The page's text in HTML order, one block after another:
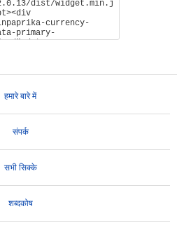
हमारे बारे में
संपर्क
सभी सिक्के
शब्दकोष